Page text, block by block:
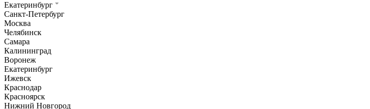
Екатеринбург
Санкт-Петербург
Москва
Челябинск
Самара
Калининград
Воронеж
Екатеринбург
Ижевск
Краснодар
Красноярск
Нижний Новгород